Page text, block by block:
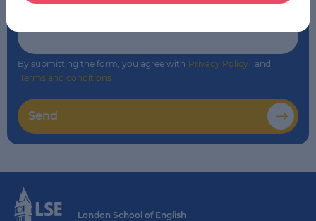
By submitting the form, you agree with Privacy Policy and
Terms and conditions
Send
London School of English